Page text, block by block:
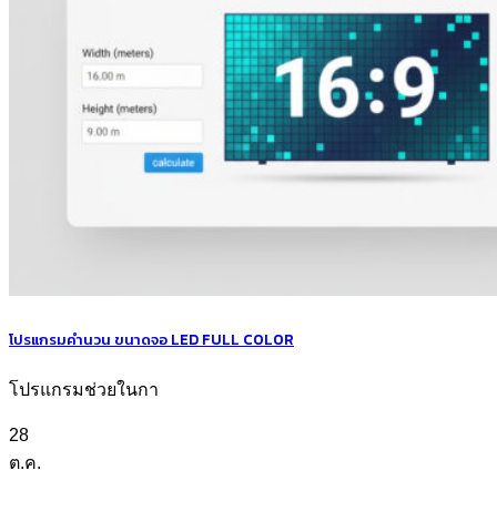
โปรแกรมคำนวน ขนาดจอ LED FULL COLOR
โปรแกรมช่วยในกา
28
ต.ค.